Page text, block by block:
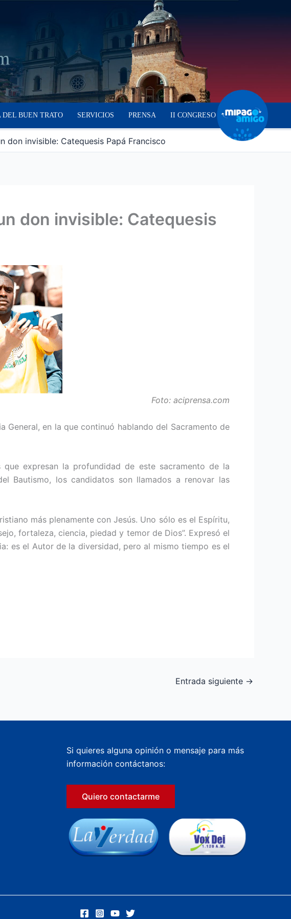
DEL BUEN TRATO SERVICIOS PRENSA II CONGRESO
don invisible: Catequesis Papá Francisco
don invisible: Catequesis
Foto: aciprensa.com
General, en la que continuó hablando del Sacramento de
expresan la profundidad de este sacramento de la
Bautismo, los candidatos son llamados a renovar las
más plenamente con Jesús. Uno sólo es el Espíritu,
fortaleza, ciencia, piedad y temor de Dios”. Expresó el
es el Autor de la diversidad, pero al mismo tiempo es el
Entrada siguiente →
Si quieres alguna opinión o mensaje para más
información contáctanos:
Quiero contactarme